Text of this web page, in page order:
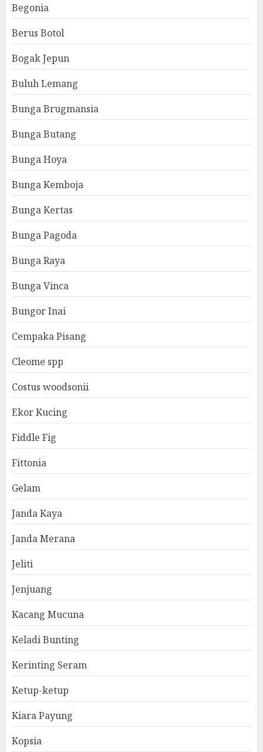
Begonia
Berus Botol
Bogak Jepun
Buluh Lemang
Bunga Brugmansia
Bunga Butang
Bunga Hoya
Bunga Kemboja
Bunga Kertas
Bunga Pagoda
Bunga Raya
Bunga Vinca
Bungor Inai
Cempaka Pisang
Cleome spp
Costus woodsonii
Ekor Kucing
Fiddle Fig
Fittonia
Gelam
Janda Kaya
Janda Merana
Jeliti
Jenjuang
Kacang Mucuna
Keladi Bunting
Kerinting Seram
Ketup-ketup
Kiara Payung
Kopsia